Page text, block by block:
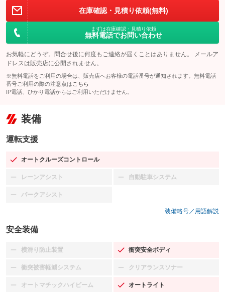
在庫確認・見積り依頼(無料)
まずは在庫確認・見積り依頼
無料電話でお問い合わせ
お気軽にどうぞ。問合せ後に何度もご連絡が届くことはありません。 メールア
ドレスは販売店に公開されません。
※無料電話をご利用の場合は、販売店へお客様の電話番号が通知されます。無料電話
番号ご利用の際の注意点は こちら
IP電話、ひかり電話からはご利用いただけません。
装備
運転支援
オートクルーズコントロール
：装備あり
レーンアシスト
：装備なし 自動駐車システム
：装備なし
パークアシスト
：装備なし
装備略号／用語解説
安全装備
横滑り防止装置
：装備なし 衝突安全ボディ
：装備あり
衝突被害軽減システム
：装備なし クリアランスソナー
：装備なし
オートマチックハイビーム
：装備なし オートライト
：装備あり